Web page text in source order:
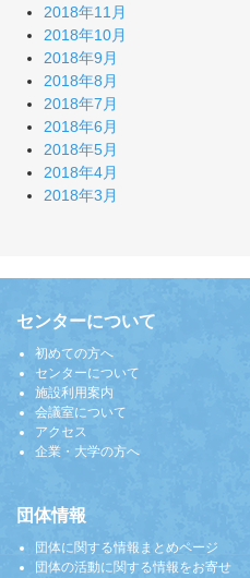
2018年11月
2018年10月
2018年9月
2018年8月
2018年7月
2018年6月
2018年5月
2018年4月
2018年3月
センターについて
初めての方へ
センターについて
施設利用案内
会議室について
アクセス
企業・大学の方へ
団体情報
団体に関する情報まとめページ
団体の活動に関する情報をお寄せ